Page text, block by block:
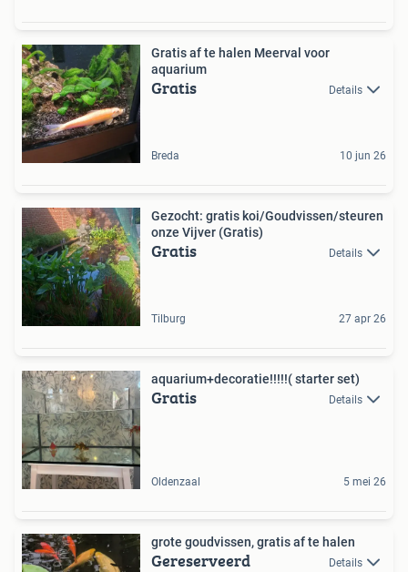
Gratis af te halen Meerval voor
aquarium
Gratis Details
Breda 10 jun 26
Gezocht: gratis koi/Goudvissen/steuren
onze Vijver (Gratis)
Gratis Details
Tilburg 27 apr 26
aquarium+decoratie!!!!!( starter set)
Gratis Details
Oldenzaal 5 mei 26
grote goudvissen, gratis af te halen
Gereserveerd Details